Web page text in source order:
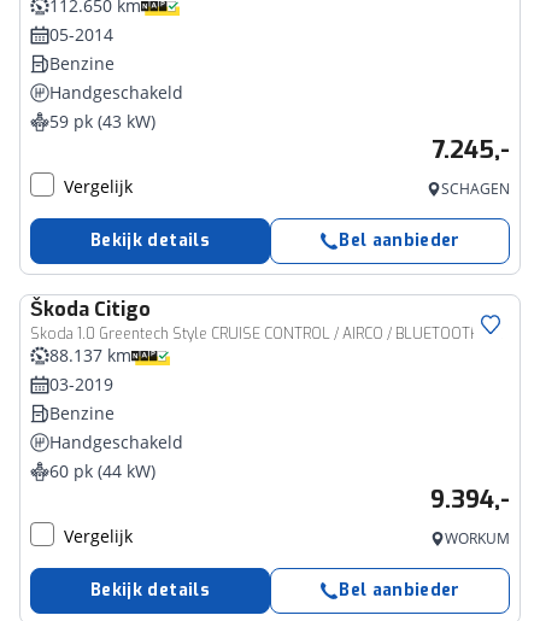
112.650 km
05-2014
Benzine
Handgeschakeld
59 pk (43 kW)
7.245,-
Vergelijk SCHAGEN
Bekijk details Bel aanbieder
Škoda Citigo
Skoda 1.0 Greentech Style CRUISE CONTROL / AIRCO / BLUETOOTH / ELEK RAMEN / NL-AUTO
88.137 km
03-2019
Benzine
Handgeschakeld
60 pk (44 kW)
9.394,-
Vergelijk WORKUM
Bekijk details Bel aanbieder